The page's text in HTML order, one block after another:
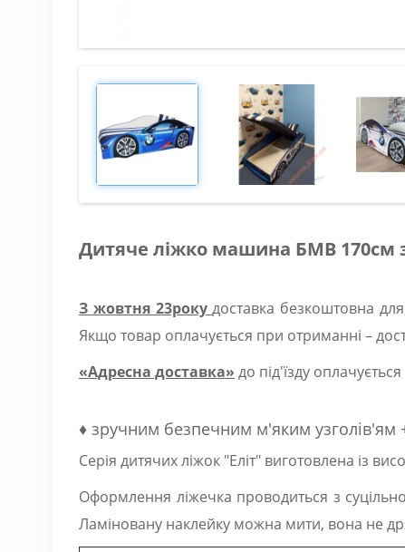
Дитяче ліжко машина БМВ
З жовтня 23рокудоставка безкоштовна
Якщо товар оплачується при отриманні –
«Адресна доставка» до під'їзду
♦ зручним безпечним м'яким
Серія дитячих ліжок "Еліт" виготовлена із
Оформлення ліжечка проводиться з
Ламіновану наклейку можна мити, вона не